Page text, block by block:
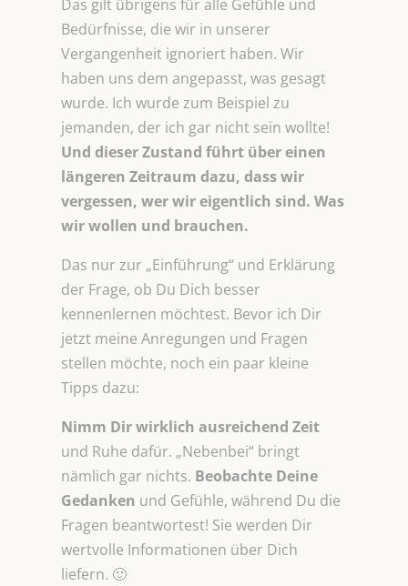
Das gilt übrigens für alle Gefühle und
Bedürfnisse, die wir in unserer
Vergangenheit ignoriert haben. Wir
haben uns dem angepasst, was gesagt
wurde. Ich wurde zum Beispiel zu
jemanden, der ich gar nicht sein wollte!
Und dieser Zustand führt über einen
längeren Zeitraum dazu, dass wir
vergessen, wer wir eigentlich sind. Was
wir wollen und brauchen.
Das nur zur „Einführung“ und Erklärung
der Frage, ob Du Dich besser
kennenlernen möchtest. Bevor ich Dir
jetzt meine Anregungen und Fragen
stellen möchte, noch ein paar kleine
Tipps dazu:
Nimm Dir wirklich ausreichend Zeit
und Ruhe dafür. „Nebenbei“ bringt
nämlich gar nichts. Beobachte Deine
Gedanken und Gefühle, während Du die
Fragen beantwortest! Sie werden Dir
wertvolle Informationen über Dich
liefern. 🙂